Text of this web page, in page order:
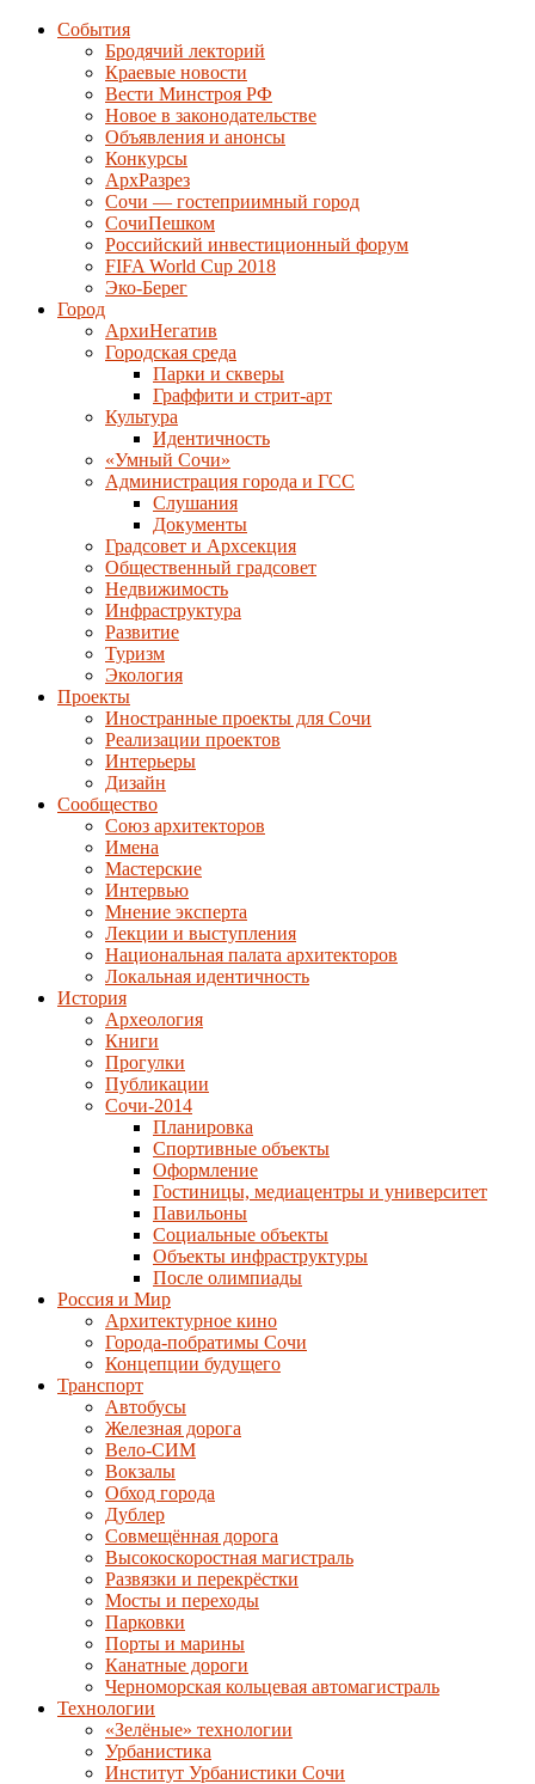
События
Бродячий лекторий
Краевые новости
Вести Минстроя РФ
Новое в законодательстве
Объявления и анонсы
Конкурсы
АрхРазрез
Сочи — гостеприимный город
СочиПешком
Российский инвестиционный форум
FIFA World Cup 2018
Эко-Берег
Город
АрхиНегатив
Городская среда
Парки и скверы
Граффити и стрит-арт
Культура
Идентичность
«Умный Сочи»
Администрация города и ГСС
Слушания
Документы
Градсовет и Архсекция
Общественный градсовет
Недвижимость
Инфраструктура
Развитие
Туризм
Экология
Проекты
Иностранные проекты для Сочи
Реализации проектов
Интерьеры
Дизайн
Сообщество
Союз архитекторов
Имена
Мастерские
Интервью
Мнение эксперта
Лекции и выступления
Национальная палата архитекторов
Локальная идентичность
История
Археология
Книги
Прогулки
Публикации
Сочи-2014
Планировка
Спортивные объекты
Оформление
Гостиницы, медиацентры и университет
Павильоны
Социальные объекты
Объекты инфраструктуры
После олимпиады
Россия и Мир
Архитектурное кино
Города-побратимы Сочи
Концепции будущего
Транспорт
Автобусы
Железная дорога
Вело-СИМ
Вокзалы
Обход города
Дублер
Совмещённая дорога
Высокоскоростная магистраль
Развязки и перекрёстки
Мосты и переходы
Парковки
Порты и марины
Канатные дороги
Черноморская кольцевая автомагистраль
Технологии
«Зелёные» технологии
Урбанистика
Институт Урбанистики Сочи